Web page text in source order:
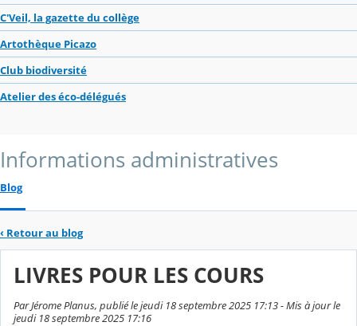
C'Veil, la gazette du collège
Artothèque Picazo
Club biodiversité
Atelier des éco-délégués
Informations administratives
Blog
‹ Retour au blog
LIVRES POUR LES COURS
Par Jérome Planus, publié le jeudi 18 septembre 2025 17:13 - Mis à jour le
jeudi 18 septembre 2025 17:16